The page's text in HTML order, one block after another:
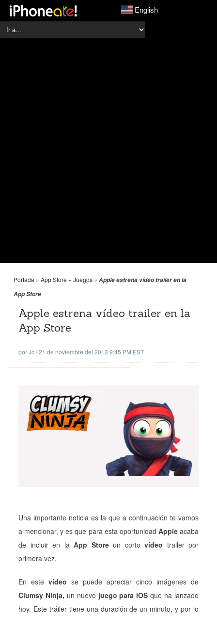
English
Portada » App Store » Juegos » Apple estrena vídeo trailer en la
App Store
Apple estrena vídeo trailer en la
App Store
porJc/21 de noviembre del 2013 9:45 PM EST
Una importante noticia es la que a continuación te vamos
a mencionar, y es que para esta oportunidad Appleacaba
de incluir en la App Storeun corto vídeo trailer por
primera vez.
En este video se puede apreciar cinco imágenes de
Clumsy Ninja, un nuevo juego para iOS que ha lanzado
hoy. Este tráiler tiene una duración de un minuto, y por lo